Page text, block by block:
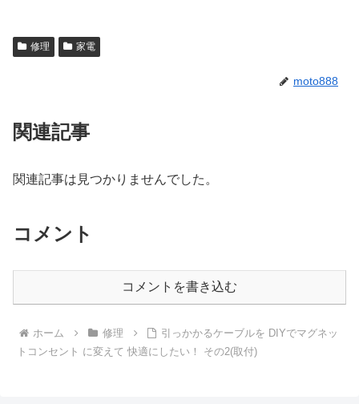
修理 家電
moto888
関連記事
関連記事は見つかりませんでした。
コメント
コメントを書き込む
ホーム 修理
引っかかるケーブルを DIYでマグネッ
トコンセント に変えて 快適にしたい！ その2(取付)